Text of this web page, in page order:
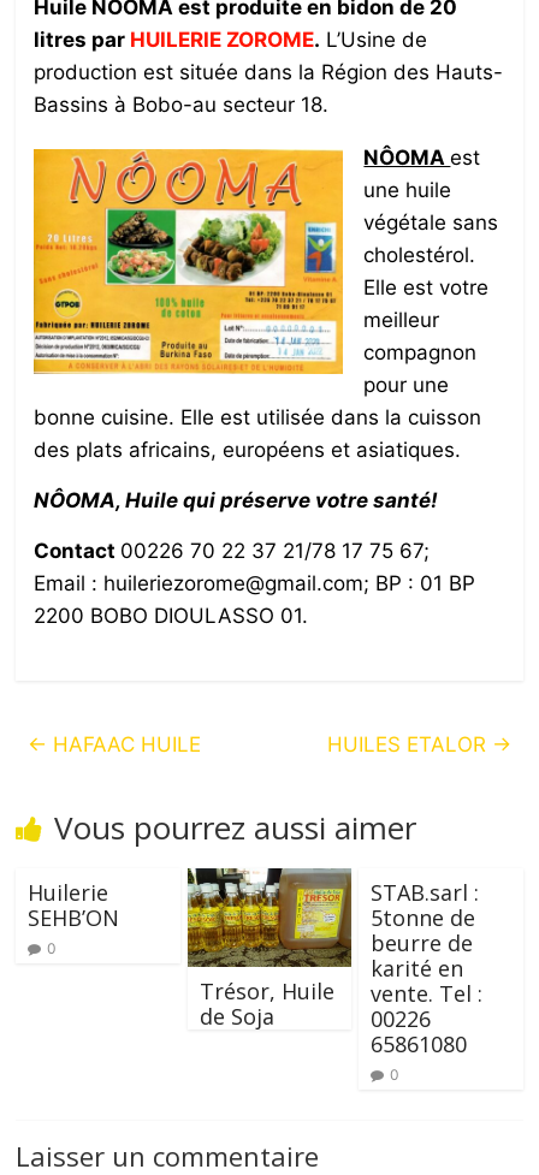
Huile NÔOMA est produite en bidon de 20
litres par HUILERIE ZOROME. L’Usine de
production est située dans la Région des Hauts-
Bassins à Bobo-au secteur 18.
NÔOMAest
une huile
végétale sans
cholestérol.
Elle est votre
meilleur
compagnon
pour une
bonne cuisine. Elle est utilisée dans la cuisson
des plats africains, européens et asiatiques.
NÔOMA, Huile qui préserve votre santé!
Contact 00226 70 22 37 21/78 17 75 67;
Email : huileriezorome@gmail.com; BP : 01 BP
2200 BOBO DIOULASSO 01.
← HAFAAC HUILE HUILES ETALOR →
Vous pourrez aussi aimer
Huilerie
SEHB’ON
0
Trésor, Huile
de Soja
STAB.sarl :
5tonne de
beurre de
karité en
vente. Tel :
00226
65861080
0
Laisser un commentaire